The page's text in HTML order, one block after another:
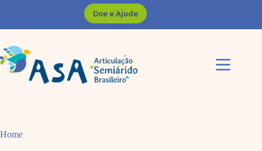
Doe e Ajude
Home